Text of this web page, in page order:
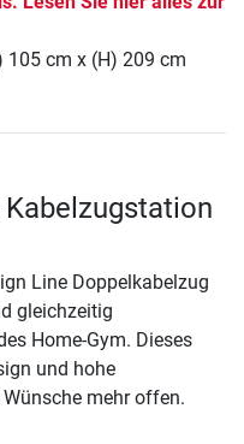
cm x (H) 209 cm
Line Doppelkabelzug
gleichzeitig
Home-Gym. Dieses
und hohe
mehr offen.